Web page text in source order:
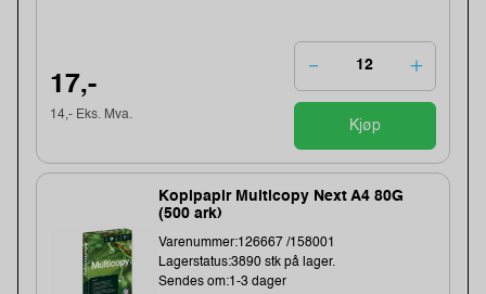
17,-
14,- Eks. Mva.
Kjøp
Kopipapir Multicopy Next A4 80G
(500 ark)
Varenummer:126667 /158001
Lagerstatus:3890 stk på lager.
Sendes om:1-3 dager